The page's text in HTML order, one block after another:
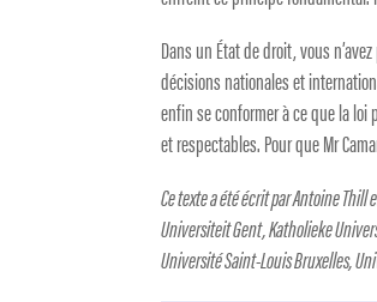
Dans un État de droit, vous
décisions nationales et
enfin se conformer à ce que la
et respectables. Pour que Mr
Ce texte a été écrit par Antoine
Universiteit Gent, Katholieke
Université Saint-Louis Bruxelles,